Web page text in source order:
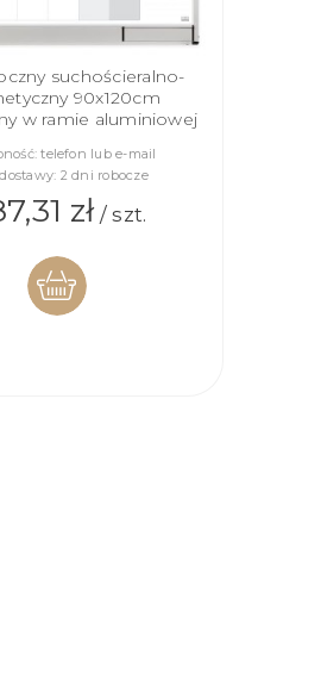
suchościeralno-
90x120cm
w ramie aluminiowej
telefon lub e-mail
2 dni robocze
zł/ szt.